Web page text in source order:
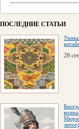
ПОСЛЕДНИЕ СТАТЬИ
28